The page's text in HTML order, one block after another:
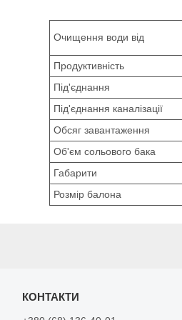
Очищення води від
Продуктивність
Під'єднання
Під'єднання каналізації
Обсяг завантаження
Об'єм сольового бака
Габарити
Розмір балона